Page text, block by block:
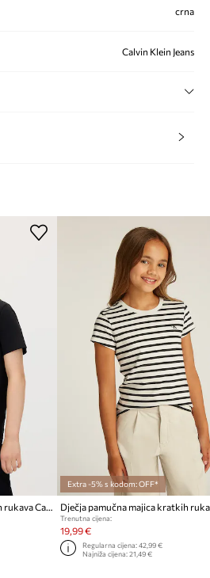
crna
Calvin Klein Jeans
Dječja pamučna majica kratkih rukava Calvin Klein Jeans
Extra -5% s kodom: OFF*
Trenutna cijena:
19,99 €
Regularna cijena: 42,99 €
Najniža cijena: 21,49 €